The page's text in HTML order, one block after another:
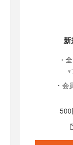
新
・
※
・
500